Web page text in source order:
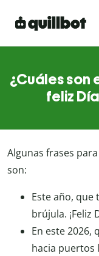
¿Cuáles son
feliz
Algunas frases
son:
Este año, que
brújula. ¡Feliz
En este 2026,
hacia puertos